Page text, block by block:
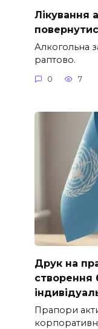
Лікування
Алкогольна
раптово.
0 7
Друк на
створення
Прапори